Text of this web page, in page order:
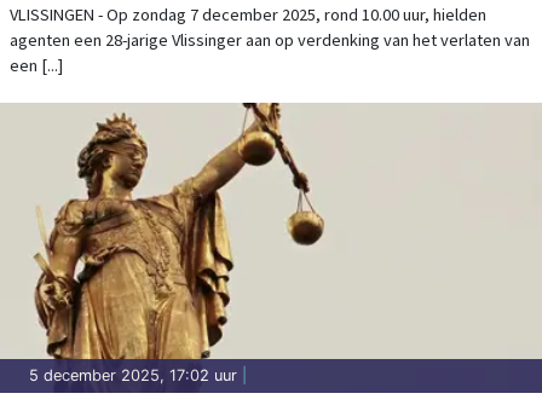
VLISSINGEN - Op zondag 7 december 2025, rond 10.00 uur, hielden
agenten een 28-jarige Vlissinger aan op verdenking van het verlaten van
een [...]
5 december 2025, 17:02 uur